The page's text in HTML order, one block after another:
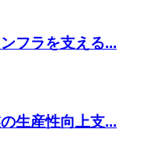
フラを支える...
生産性向上支...